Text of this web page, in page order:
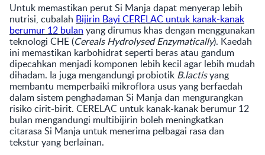
Untuk memastikan perut Si Manja dapat menyerap lebih
nutrisi, cubalah Bijirin Bayi CERELAC untuk kanak-kanak
berumur 12 bulan yang dirumus khas dengan menggunakan
teknologi CHE (Cereals Hydrolysed Enzymatically). Kaedah
ini memastikan karbohidrat seperti beras atau gandum
dipecahkan menjadi komponen lebih kecil agar lebih mudah
dihadam. Ia juga mengandungi probiotik B.lactisyang
membantu memperbaiki mikroflora usus yang berfaedah
dalam sistem penghadaman Si Manja dan mengurangkan
risiko cirit-birit. CERELAC untuk kanak-kanak berumur 12
bulan mengandungi multibijirin boleh meningkatkan
citarasa Si Manja untuk menerima pelbagai rasa dan
tekstur yang berlainan.